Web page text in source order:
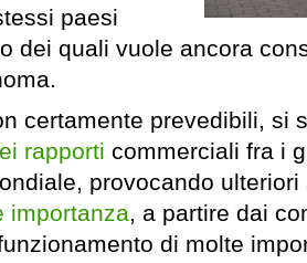
paesi
dei quali vuole ancora
certamente prevedibili, si
rapporti commerciali fra i
provocando
importanza, a partire dai
di molte